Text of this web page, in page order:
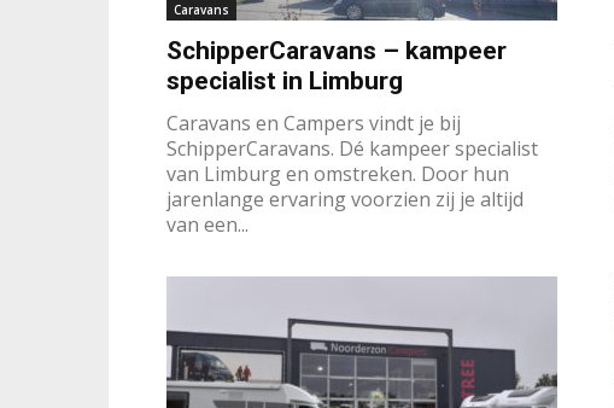
Caravans
SchipperCaravans – kampeer
specialist in Limburg
Caravans en Campers vindt je bij
SchipperCaravans. Dé kampeer specialist
van Limburg en omstreken. Door hun
jarenlange ervaring voorzien zij je altijd
van een...